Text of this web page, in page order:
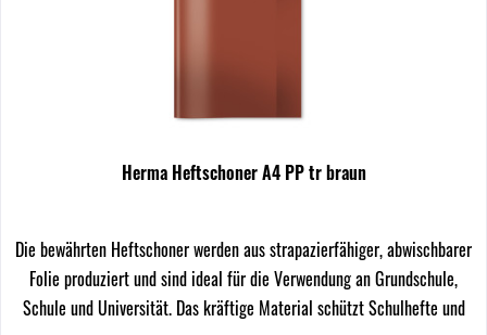
Herma Heftschoner A4 PP tr braun
Die bewährten Heftschoner werden aus strapazierfähiger, abwischbarer
Folie produziert und sind ideal für die Verwendung an Grundschule,
Schule und Universität. Das kräftige Material schützt Schulhefte und